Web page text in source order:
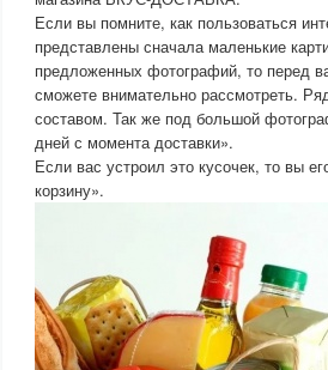
Если вы помните, как пользоваться
представлены сначала маленькие
предложенных фотографий, то перед
сможете внимательно рассмотреть.
составом. Так же под большой
дней с момента доставки».
Если вас устроил это кусочек, то вы
корзину».